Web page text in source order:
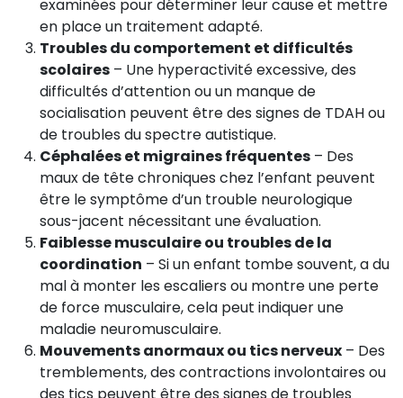
examinées pour déterminer leur cause et mettre
en place un traitement adapté.
Troubles du comportement et difficultés
scolaires – Une hyperactivité excessive, des
difficultés d’attention ou un manque de
socialisation peuvent être des signes de TDAH ou
de troubles du spectre autistique.
Céphalées et migraines fréquentes – Des
maux de tête chroniques chez l’enfant peuvent
être le symptôme d’un trouble neurologique
sous-jacent nécessitant une évaluation.
Faiblesse musculaire ou troubles de la
coordination – Si un enfant tombe souvent, a du
mal à monter les escaliers ou montre une perte
de force musculaire, cela peut indiquer une
maladie neuromusculaire.
Mouvements anormaux ou tics nerveux – Des
tremblements, des contractions involontaires ou
des tics peuvent être des signes de troubles